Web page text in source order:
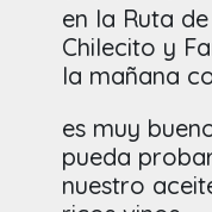
en la Ruta
Chilecito y
la mañana
es muy
pueda
nuestro